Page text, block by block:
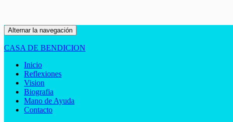
Alternar la navegación
CASA DE BENDICION
Inicio
Reflexiones
Vision
Biografia
Mano de Ayuda
Contacto